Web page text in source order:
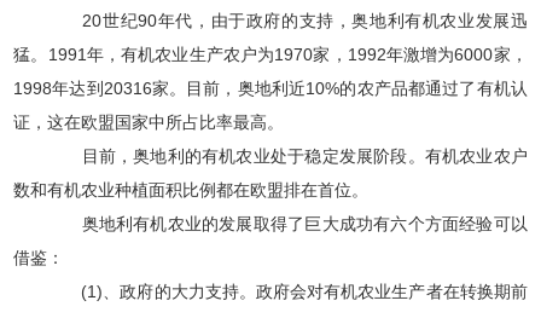
20世纪90年代，由于政府的支持，奥地利有机农业发展迅
猛。1991年，有机农业生产农户为1970家，1992年激增为6000家，
1998年达到20316家。目前，奥地利近10%的农产品都通过了有机认
证，这在欧盟国家中所占比率最高。
目前，奥地利的有机农业处于稳定发展阶段。有机农业农户
数和有机农业种植面积比例都在欧盟排在首位。
奥地利有机农业的发展取得了巨大成功有六个方面经验可以
借鉴：
(1)、政府的大力支持。政府会对有机农业生产者在转换期前